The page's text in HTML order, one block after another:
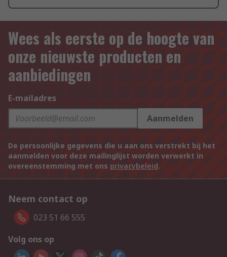
Wees als eerste op de hoogte van
onze nieuwste producten en
aanbiedingen
E-mailadres
Aanmelden
De persoonlijke gegevens die u aan ons verstrekt bij het
aanmelden voor deze mailinglijst worden verwerkt in
overeenstemming met ons privacybeleid.
Neem contact op
023 51 66 555
Volg ons op